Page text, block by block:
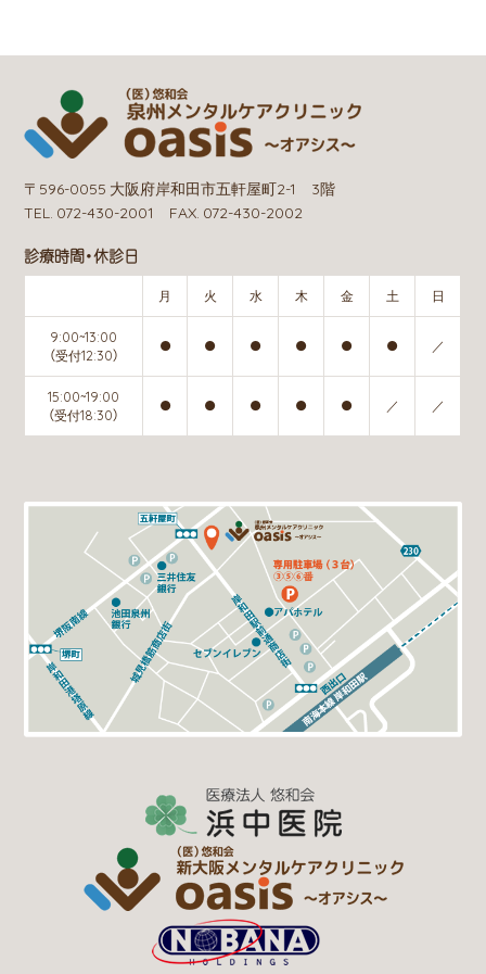
〒596-0055 大阪府岸和田市五軒屋町2-1 3階
TEL. 072-430-2001 FAX. 072-430-2002
診療時間・休診日
月 火 水 木 金 土 日
9:00~13:00
（受付12:30）
● ● ● ● ● ● ／
15:00~19:00
（受付18:30）
● ● ● ● ● ／ ／